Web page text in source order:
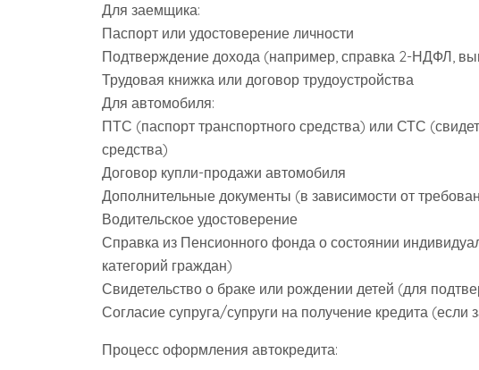
Для заемщика:
Паспорт или удостоверение личности
Подтверждение дохода (например, справка 2-НДФЛ,
Трудовая книжка или договор трудоустройства
Для автомобиля:
ПТС (паспорт транспортного средства) или СТС
средства)
Договор купли-продажи автомобиля
Дополнительные документы (в зависимости от
Водительское удостоверение
Справка из Пенсионного фонда о состоянии
категорий граждан)
Свидетельство о браке или рождении детей (для
Согласие супруга/супруги на получение кредита (если
Процесс оформления автокредита: